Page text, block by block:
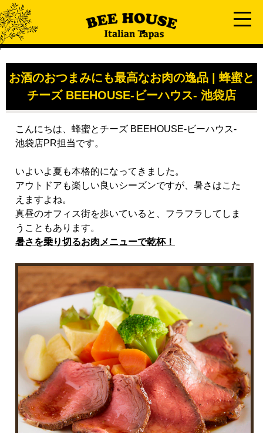
お酒のおつまみにも最高なお肉の逸品 | 蜂蜜と
チーズ BEEHOUSE-ビーハウス- 池袋店
こんにちは、蜂蜜とチーズ BEEHOUSE-ビーハウス-
池袋店PR担当です。
いよいよ夏も本格的になってきました。
アウトドアも楽しい良いシーズンですが、暑さはこた
えますよね。
真昼のオフィス街を歩いていると、フラフラしてしま
うこともあります。
暑さを乗り切るお肉メニューで乾杯！